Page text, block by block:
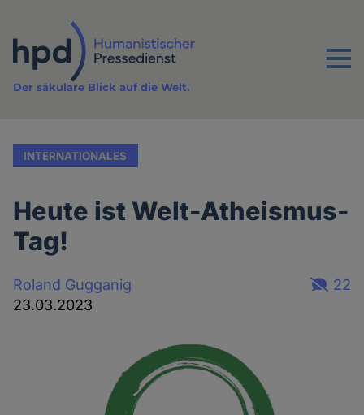
Inhalt
Menu
Der säkulare Blick auf die Welt.
INTERNATIONALES
Heute ist Welt-Atheismus-
Tag!
Roland Gugganig
23.03.2023
22